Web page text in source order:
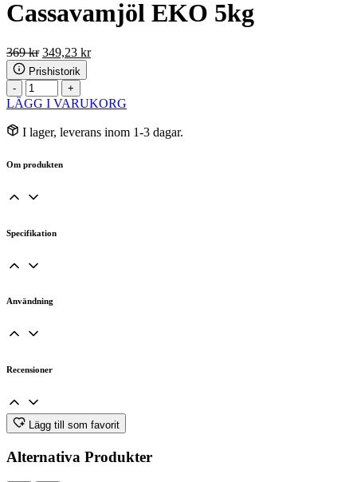
Cassavamjöl EKO 5kg
369kr Det
ursprungliga
priset
var:
369 kr.
349,23 krDet
349,23 kr.
Prishistorik
-
Cassavamjöl
EKO
mängd
+
LÄGG I VARUKORG
I lager, leverans inom 1-3 dagar.
Om produkten
Specifikation
Användning
Recensioner
Lägg till som favorit
Alternativa Produkter